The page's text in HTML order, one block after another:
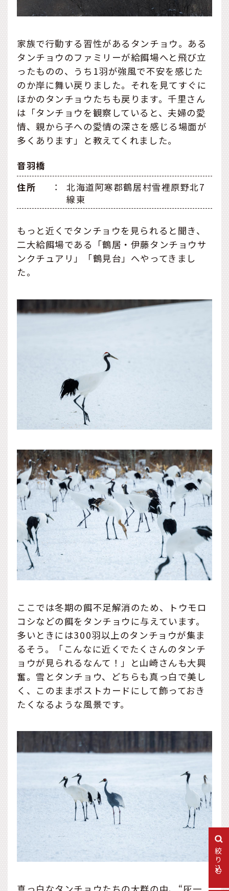
絞り込む
家族で行動する習性があるタンチョウ。ある
タンチョウのファミリーが給餌場へと飛び立
ったものの、うち1羽が強風で不安を感じた
のか岸に舞い戻りました。それを見てすぐに
ほかのタンチョウたちも戻ります。千里さん
は「タンチョウを観察していると、夫婦の愛
情、親から子への愛情の深さを感じる場面が
多くあります」と教えてくれました。
音羽橋
住所
：
北海道阿寒郡鶴居村雪裡原野北7
線東
もっと近くでタンチョウを見られると聞き、
二大給餌場である「鶴居・伊藤タンチョウサ
ンクチュアリ」「鶴見台」へやってきまし
た。
ここでは冬期の餌不足解消のため、トウモロ
コシなどの餌をタンチョウに与えています。
多いときには300羽以上のタンチョウが集ま
るそう。「こんなに近くでたくさんのタンチ
ョウが見られるなんて！」と山崎さんも大興
奮。雪とタンチョウ、どちらも真っ白で美し
く、このままポストカードにして飾っておき
たくなるような風景です。